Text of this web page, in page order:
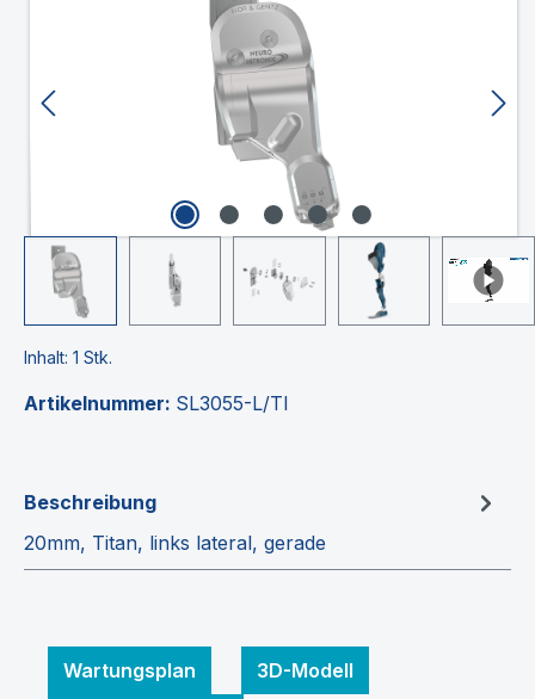
Inhalt: 1 Stk.
Artikelnummer: SL3055-L/TI
Beschreibung
20mm, Titan, links lateral, gerade
Wartungsplan
3D-Modell